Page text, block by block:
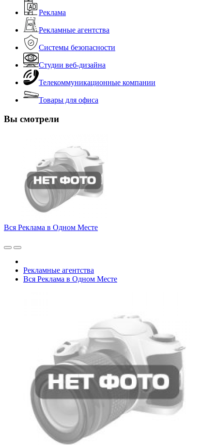
Реклама
Рекламные агентства
Системы безопасности
Студии веб-дизайна
Телекоммуникационные компании
Товары для офиса
Вы смотрели
Вся Реклама в Одном Месте
Рекламные агентства
Вся Реклама в Одном Месте